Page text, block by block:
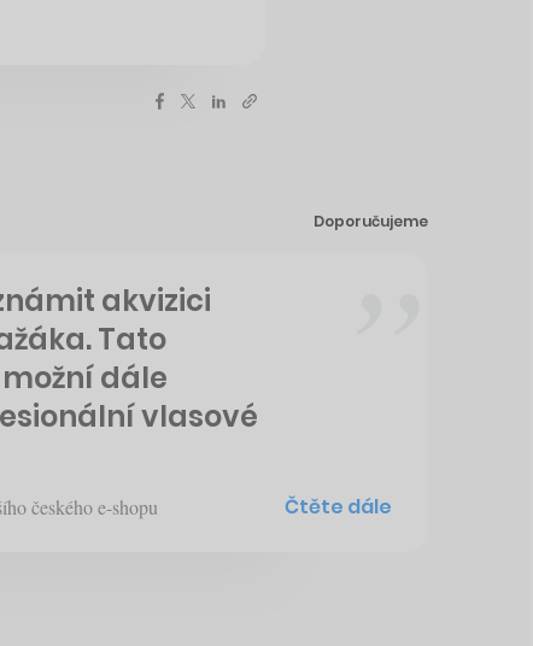
Doporučujeme
akvizici
Tato
dále
vlasové
českého e-shopu Čtěte dále